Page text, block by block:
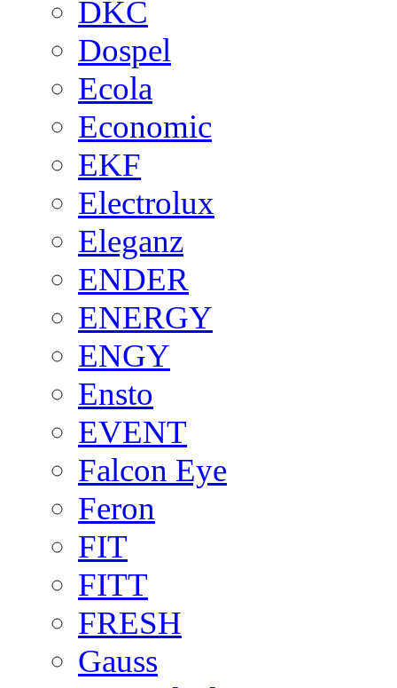
DKC
Dospel
Ecola
Economic
EKF
Electrolux
Eleganz
ENDER
ENERGY
ENGY
Ensto
EVENT
Falcon Eye
Feron
FIT
FITT
FRESH
Gauss